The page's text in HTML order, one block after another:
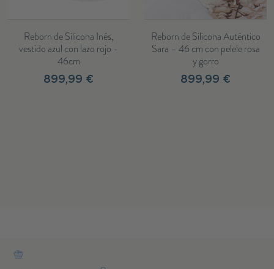
Reborn de Silicona Inés,
vestido azul con lazo rojo -
46cm
899,99 €
Reborn de Silicona Auténtico
Sara – 46 cm con pelele rosa
y gorro
899,99 €